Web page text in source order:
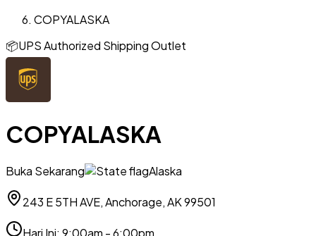
COPYALASKA
📦UPS Authorized Shipping Outlet
COPYALASKA
Buka Sekarang Alaska
243 E 5TH AVE, Anchorage, AK 99501
Hari Ini: 9:00am - 6:00pm